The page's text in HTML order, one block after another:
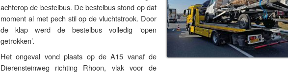
achterop de bestelbus. De bestelbus stond op dat
moment al met pech stil op de vluchtstrook. Door
de klap werd de bestelbus volledig ‘open
getrokken’.
Het ongeval vond plaats op de A15 vanaf de
Dierensteinweg richting Rhoon, vlak voor de